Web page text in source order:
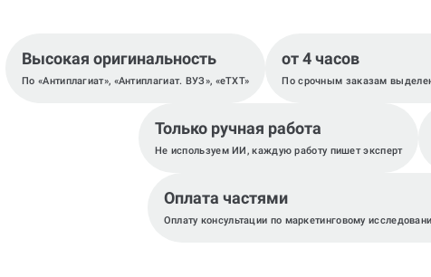
Высокая оригинальность
По «Антиплагиат», «Антиплагиат. ВУЗ», «eTXT»
от 4 часов
По срочным заказам
Только ручная работа
Не используем ИИ, каждую работу пишет эксперт
Оплата частями
Оплату консультации по маркетинговому